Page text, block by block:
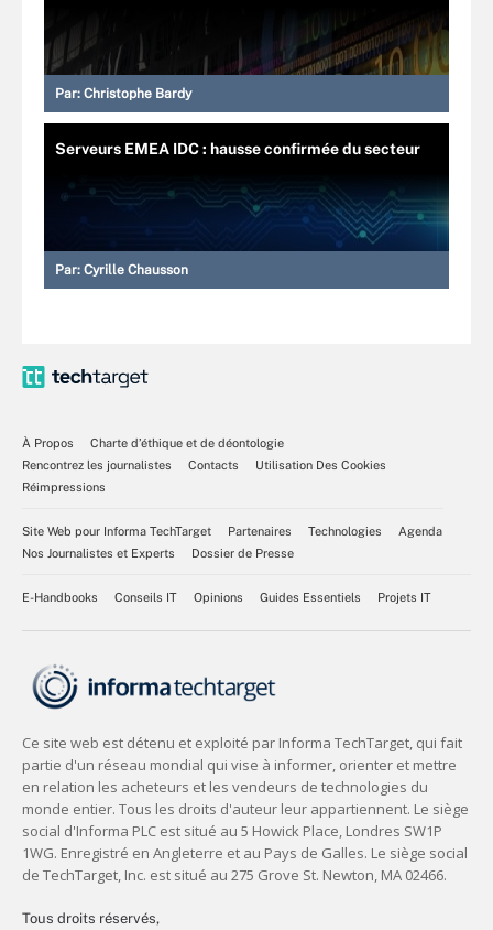
Par: Christophe Bardy
Serveurs EMEA IDC : hausse confirmée du secteur
Par: Cyrille Chausson
À Propos
Charte d’éthique et de déontologie
Rencontrez les journalistes
Contacts
Utilisation Des Cookies
Réimpressions
Site Web pour Informa TechTarget Partenaires Technologies
Agenda
Nos Journalistes et Experts
Dossier de Presse
E-Handbooks Conseils IT Opinions Guides Essentiels Projets IT
Tous droits réservés,